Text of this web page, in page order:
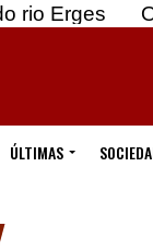
Opinião:
ÚLTIMAS